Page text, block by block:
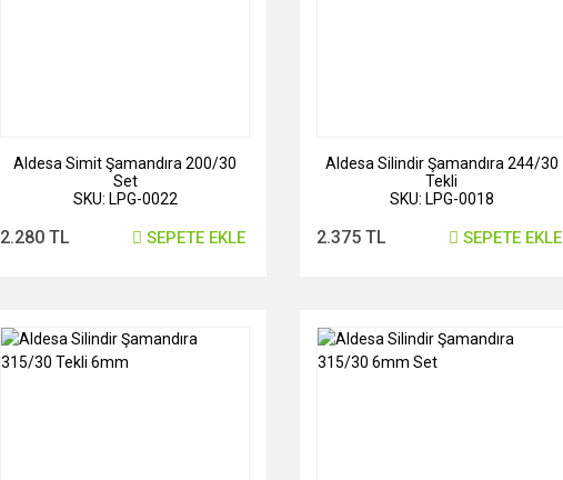
Aldesa Simit Şamandıra 200/30
Set
SKU: LPG-0022
2.280 TL SEPETE EKLE
Aldesa Silindir Şamandıra 244/30
Tekli
SKU: LPG-0018
2.375 TL SEPETE EKLE